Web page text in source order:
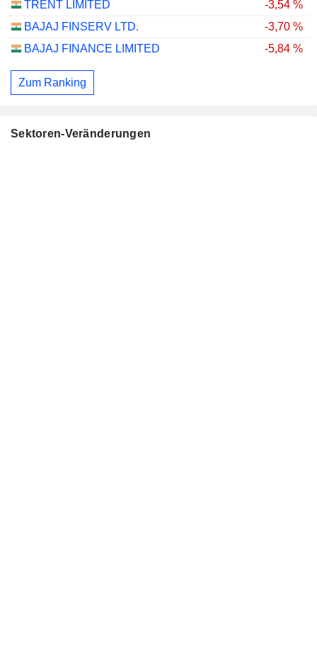
TRENT LIMITED
-3,54 %
BAJAJ FINSERV LTD.
-3,70 %
BAJAJ FINANCE LIMITED
-5,84 %
Zum Ranking
Sektoren-Veränderungen